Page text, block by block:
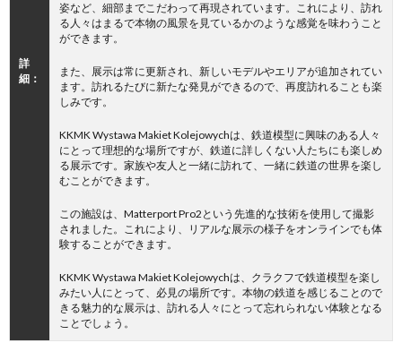
詳
細：
姿など、細部までこだわって再現されています。これにより、訪れ
る人々はまるで本物の風景を見ているかのような感覚を味わうこと
ができます。
また、展示は常に更新され、新しいモデルやエリアが追加されてい
ます。訪れるたびに新たな発見ができるので、再度訪れることも楽
しみです。
KKMK Wystawa Makiet Kolejowychは、鉄道模型に興味のある人々
にとって理想的な場所ですが、鉄道に詳しくない人たちにも楽しめ
る展示です。家族や友人と一緒に訪れて、一緒に鉄道の世界を楽し
むことができます。
この施設は、Matterport Pro2という先進的な技術を使用して撮影
されました。これにより、リアルな展示の様子をオンラインでも体
験することができます。
KKMK Wystawa Makiet Kolejowychは、クラクフで鉄道模型を楽し
みたい人にとって、必見の場所です。本物の鉄道を感じることので
きる魅力的な展示は、訪れる人々にとって忘れられない体験となる
ことでしょう。